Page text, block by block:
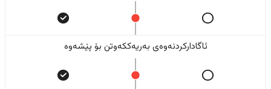
ئاگادارکردنەوەی بەریەککەوتن بۆ پێشەوە